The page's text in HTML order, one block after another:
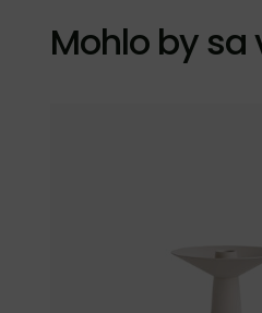
Mohlo by